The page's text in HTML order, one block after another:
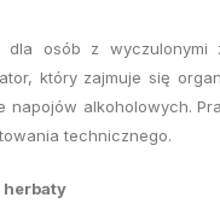
dla osób z wyczulonymi
który zajmuje się
napojów alkoholowych.
technicznego.
herbaty